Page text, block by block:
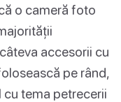
o cameră foto
accesorii cu
pe rând,
cu tema petrecerii